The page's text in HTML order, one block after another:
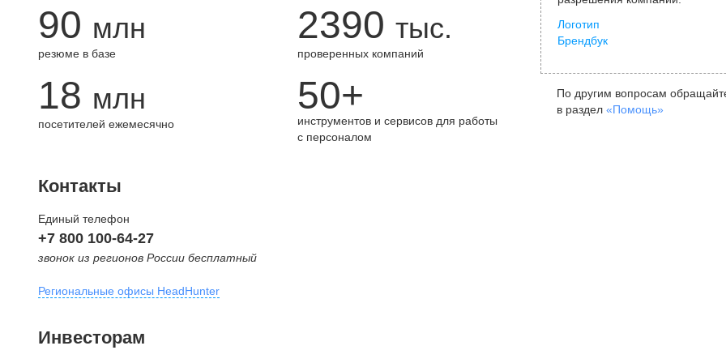
90 млн
резюме в базе
2390 тыс.
проверенных компаний
18 млн
посетителей ежемесячно
50+
инструментов и сервисов для работы
с персоналом
Логотип
Брендбук
По другим вопросам
в раздел «Помощь»
Контакты
Единый телефон
+7 800 100-64-27
звонок из регионов России бесплатный
Региональные офисы HeadHunter
внутригородская территория
Инвесторам